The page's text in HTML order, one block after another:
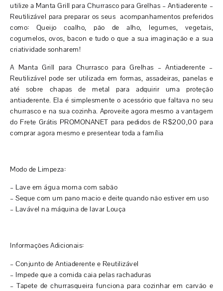
utilize a Manta Grill para Churrasco para Grelhas – Antiaderente –
Reutilizável para preparar os seus acompanhamentos preferidos
como: Queijo coalho, pão de alho, legumes, vegetais,
cogumelos, ovos, bacon e tudo o que a sua imaginação e a sua
criatividade sonharem!
A Manta Grill para Churrasco para Grelhas – Antiaderente –
Reutilizável pode ser utilizada em formas, assadeiras, panelas e
até sobre chapas de metal para adquirir uma proteção
antiaderente. Ela é simplesmente o acessório que faltava no seu
churrasco e na sua cozinha. Aproveite agora mesmo a vantagem
do Frete Grátis PROMONANET para pedidos de R$200,00 para
comprar agora mesmo e presentear toda a família
Modo de Limpeza:
– Lave em água morna com sabão
– Seque com um pano macio e deite quando não estiver em uso
– Lavável na máquina de lavar Louça
Informações Adicionais:
– Conjunto de Antiaderente e Reutilizável
– Impede que a comida caia pelas rachaduras
– Tapete de churrasqueira funciona para cozinhar em carvão e